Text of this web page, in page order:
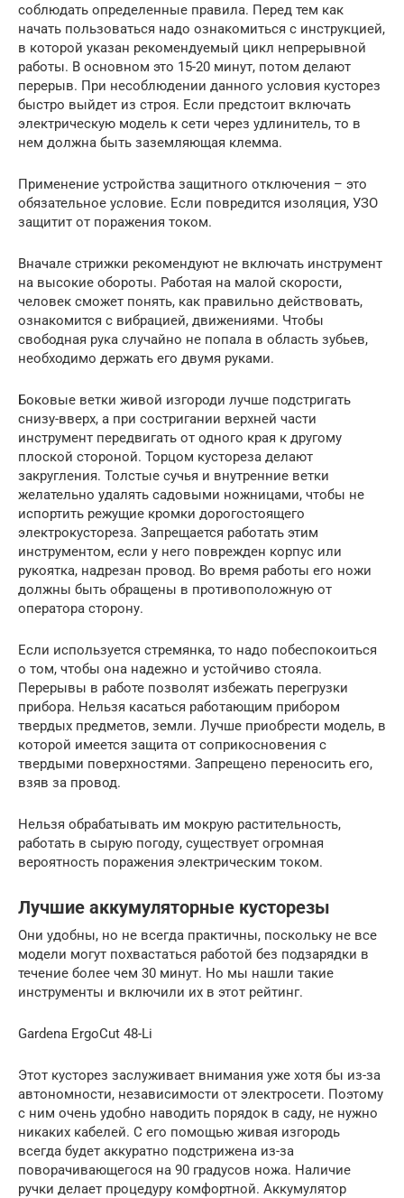
соблюдать определенные правила. Перед тем как
начать пользоваться надо ознакомиться с инструкцией,
в которой указан рекомендуемый цикл непрерывной
работы. В основном это 15-20 минут, потом делают
перерыв. При несоблюдении данного условия кусторез
быстро выйдет из строя. Если предстоит включать
электрическую модель к сети через удлинитель, то в
нем должна быть заземляющая клемма.
Применение устройства защитного отключения – это
обязательное условие. Если повредится изоляция, УЗО
защитит от поражения током.
Вначале стрижки рекомендуют не включать инструмент
на высокие обороты. Работая на малой скорости,
человек сможет понять, как правильно действовать,
ознакомится с вибрацией, движениями. Чтобы
свободная рука случайно не попала в область зубьев,
необходимо держать его двумя руками.
Боковые ветки живой изгороди лучше подстригать
снизу-вверх, а при состригании верхней части
инструмент передвигать от одного края к другому
плоской стороной. Торцом кустореза делают
закругления. Толстые сучья и внутренние ветки
желательно удалять садовыми ножницами, чтобы не
испортить режущие кромки дорогостоящего
электрокустореза. Запрещается работать этим
инструментом, если у него поврежден корпус или
рукоятка, надрезан провод. Во время работы его ножи
должны быть обращены в противоположную от
оператора сторону.
Если используется стремянка, то надо побеспокоиться
о том, чтобы она надежно и устойчиво стояла.
Перерывы в работе позволят избежать перегрузки
прибора. Нельзя касаться работающим прибором
твердых предметов, земли. Лучше приобрести модель, в
которой имеется защита от соприкосновения с
твердыми поверхностями. Запрещено переносить его,
взяв за провод.
Нельзя обрабатывать им мокрую растительность,
работать в сырую погоду, существует огромная
вероятность поражения электрическим током.
Лучшие аккумуляторные кусторезы
Они удобны, но не всегда практичны, поскольку не все
модели могут похвастаться работой без подзарядки в
течение более чем 30 минут. Но мы нашли такие
инструменты и включили их в этот рейтинг.
Gardena ErgoCut 48-Li
Этот кусторез заслуживает внимания уже хотя бы из-за
автономности, независимости от электросети. Поэтому
с ним очень удобно наводить порядок в саду, не нужно
никаких кабелей. С его помощью живая изгородь
всегда будет аккуратно подстрижена из-за
поворачивающегося на 90 градусов ножа. Наличие
ручки делает процедуру комфортной. Аккумулятор